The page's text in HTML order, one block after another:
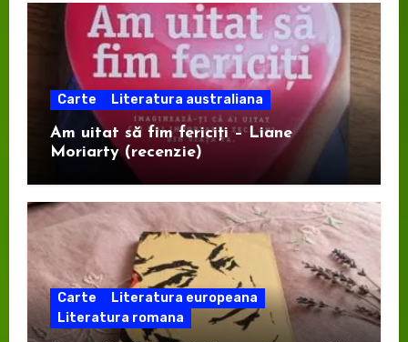
Carte Literatura australiana
Am uitat să fim fericiți – Liane
Moriarty (recenzie)
Carte
Literatura europeana
Literatura romana